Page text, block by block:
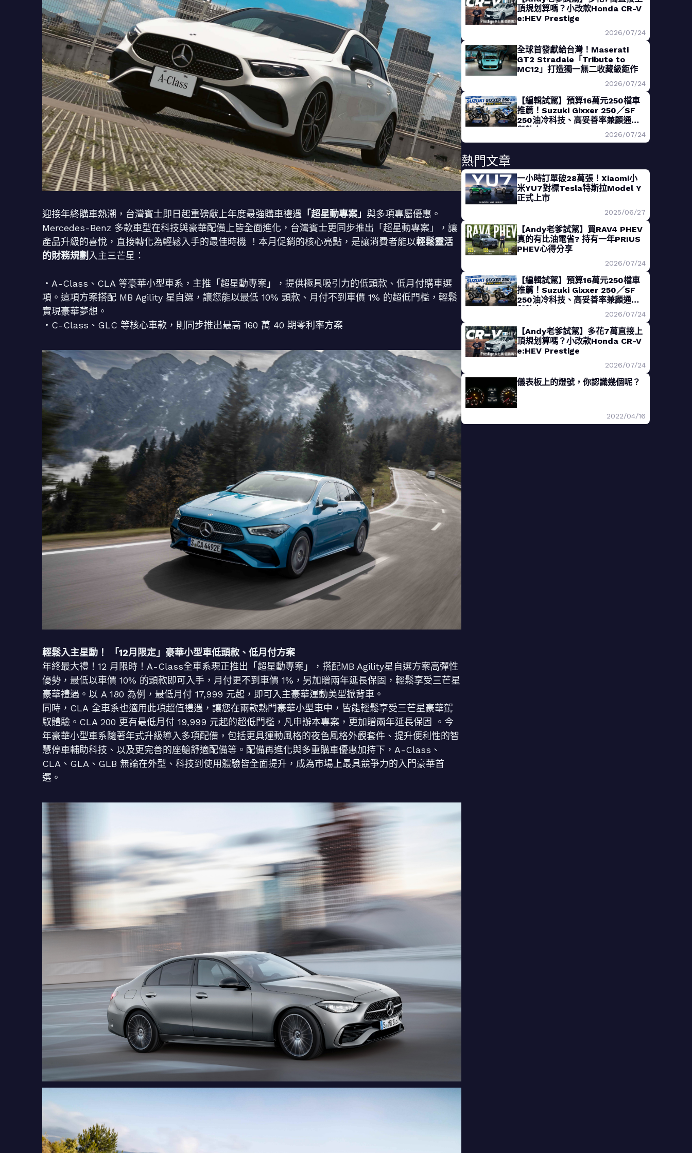
迎接年終購車熱潮，台灣賓士即日起重磅獻上年度最強購車禮遇 「超星動專案」 與多項專屬優惠。
Mercedes-Benz 多款車型在科技與豪華配備上皆全面進化，台灣賓士更同步推出「超星動專案」，讓
產品升級的喜悅，直接轉化為輕鬆入手的最佳時機 ！本月促銷的核心亮點，是讓消費者能以輕鬆靈活
的財務規劃 入主三芒星：
・A-Class、CLA 等豪華小型車系，主推「超星動專案」，提供極具吸引力的低頭款、低月付購車選
項。這項方案搭配 MB Agility 星自選，讓您能以最低 10% 頭款、月付不到車價 1% 的超低門檻，輕鬆
實現豪華夢想。
・C-Class、GLC 等核心車款，則同步推出最高 160 萬 40 期零利率方案
輕鬆入主星動！ 「12月限定」豪華小型車低頭款、低月付方案
年終最大禮！12 月限時！A-Class全車系現正推出「超星動專案」，搭配MB Agility星自選方案高彈性
優勢，最低以車價 10% 的頭款即可入手，月付更不到車價 1%，另加贈兩年延長保固，輕鬆享受三芒星
豪華禮遇。以 A 180 為例，最低月付 17,999 元起，即可入主豪華運動美型掀背車。
同時，CLA 全車系也適用此項超值禮遇，讓您在兩款熱門豪華小型車中，皆能輕鬆享受三芒星豪華駕
馭體驗。CLA 200 更有最低月付 19,999 元起的超低門檻，凡申辦本專案，更加贈兩年延長保固 。今
年豪華小型車系隨著年式升級導入多項配備，包括更具運動風格的夜色風格外觀套件、提升便利性的智
慧停車輔助科技、以及更完善的座艙舒適配備等。配備再進化與多重購車優惠加持下，A-Class、
CLA、GLA、GLB 無論在外型、科技到使用體驗皆全面提升，成為市場上最具競爭力的入門豪華首
選。
頂規划算嗎？小改款Honda CR-V
e:HEV Prestige
2026/07/24
全球首發獻給台灣！Maserati
GT2 Stradale「Tribute to
MC12」打造獨一無二收藏級鉅作
2026/07/24
【編輯試駕】預算16萬元250檔車
推薦！Suzuki Gixxer 250／SF
250油冷科技、高妥善率兼顧通勤
與熱血
2026/07/24
熱門文章
一小時訂單破28萬張！Xiaomi小
米YU7對標Tesla特斯拉Model Y
正式上市
2025/06/27
【Andy老爹試駕】買RAV4 PHEV
真的有比油電省? 持有一年PRIUS
PHEV心得分享
2026/07/24
【編輯試駕】預算16萬元250檔車
推薦！Suzuki Gixxer 250／SF
250油冷科技、高妥善率兼顧通勤
與熱血
2026/07/24
【Andy老爹試駕】多花7萬直接上
頂規划算嗎？小改款Honda CR-V
e:HEV Prestige
2026/07/24
儀表板上的燈號，你認識幾個呢？
2022/04/16